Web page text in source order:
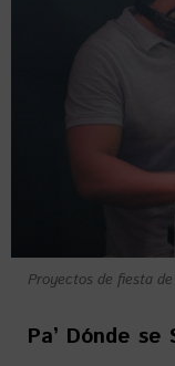
Proyectos de fiesta
Pa’ Dónde se